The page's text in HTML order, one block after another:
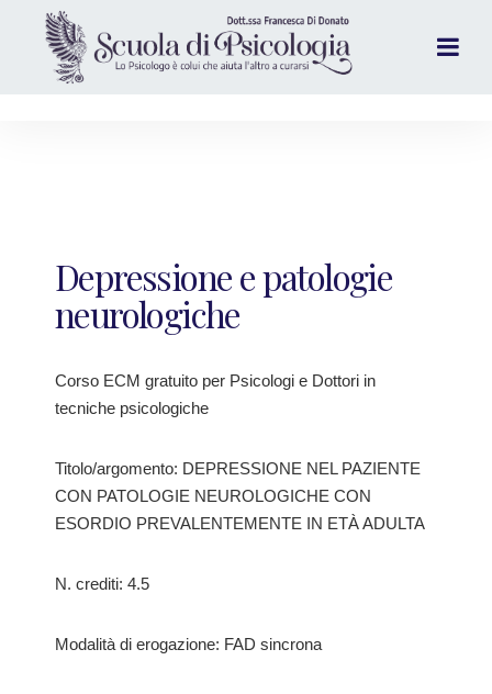
Depressione e patologie
neurologiche
Corso ECM gratuito per Psicologi e Dottori in
tecniche psicologiche
Titolo/argomento: DEPRESSIONE NEL PAZIENTE
CON PATOLOGIE NEUROLOGICHE CON
ESORDIO PREVALENTEMENTE IN ETÀ ADULTA
N. crediti: 4.5
Modalità di erogazione: FAD sincrona